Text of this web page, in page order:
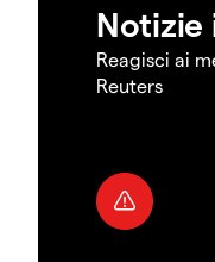
Notizie
Reagisci ai
Reuters